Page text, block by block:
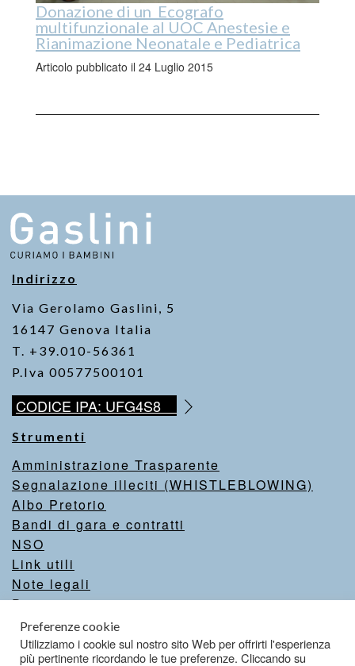
Donazione di un Ecografo
multifunzionale al UOC Anestesie e
Rianimazione Neonatale e Pediatrica
Articolo pubblicato il 24 Luglio 2015
Indirizzo
Via Gerolamo Gaslini, 5
16147 Genova Italia
T. +39.010-56361
P.Iva 00577500101
CODICE IPA: UFG4S8
Strumenti
Amministrazione Trasparente
Segnalazione illeciti (WHISTLEBLOWING)
Albo Pretorio
Bandi di gara e contratti
NSO
Link utili
Note legali
Privacy
Intranet
Valutazione del sito
Preferenze cookie
Utilizziamo i cookie sul nostro sito Web per offrirti l'esperienza
più pertinente ricordando le tue preferenze. Cliccando su